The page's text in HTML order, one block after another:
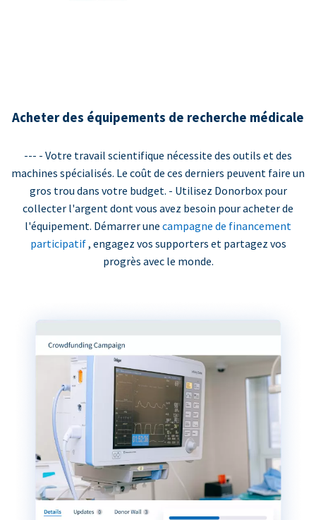
Acheter des équipements de recherche médicale
--- - Votre travail scientifique nécessite des outils et des
machines spécialisés. Le coût de ces derniers peuvent faire un
gros trou dans votre budget. - Utilisez Donorbox pour
collecter l'argent dont vous avez besoin pour acheter de
l'équipement. Démarrer une campagne de financement
participatif, engagez vos supporters et partagez vos
progrès avec le monde.